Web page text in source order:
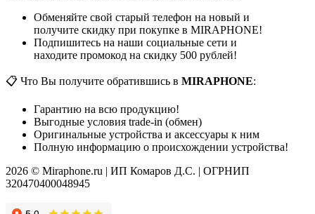
Обменяйте свой старый телефон на новый и
получите скидку при покупке в MIRAPHONE!
Подпишитесь на наши социальные сети и
находите промокод на скидку 500 рублей!
📋 Что Вы получите обратившись в MIRAPHONE:
Гарантию на всю продукцию!
Выгодные условия trade-in (обмен)
Оригинальные устройства и аксессуары к ним
Полную информацию о происхождении устройства!
2026 © Miraphone.ru | ИП Комаров Д.С. | ОГРНИП
320470400048945